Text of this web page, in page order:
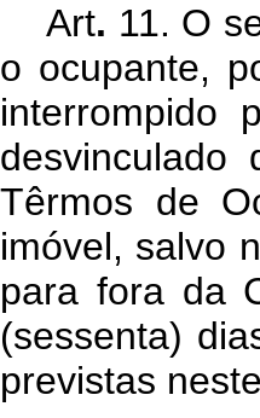
Art. 11. O
o ocupante,
interrompido
Têrmos de
imóvel, salvo
para fora da
(sessenta)
previstas